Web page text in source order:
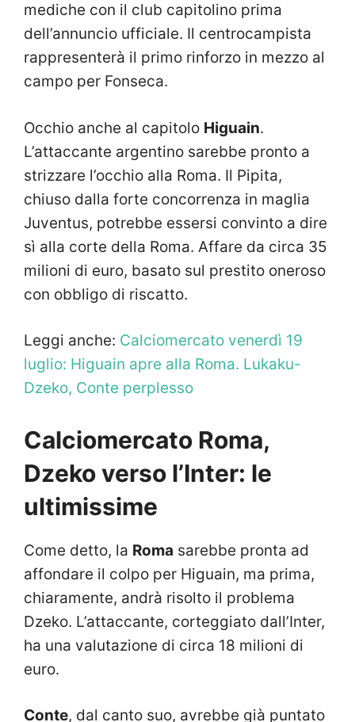
mediche con il club capitolino prima
dell’annuncio ufficiale. Il centrocampista
rappresenterà il primo rinforzo in mezzo al
campo per Fonseca.
Occhio anche al capitolo Higuain.
L’attaccante argentino sarebbe pronto a
strizzare l’occhio alla Roma. Il Pipita,
chiuso dalla forte concorrenza in maglia
Juventus, potrebbe essersi convinto a dire
sì alla corte della Roma. Affare da circa 35
milioni di euro, basato sul prestito oneroso
con obbligo di riscatto.
Leggi anche: Calciomercato venerdì 19
luglio: Higuain apre alla Roma. Lukaku-
Dzeko, Conte perplesso
Calciomercato Roma,
Dzeko verso l’Inter: le
ultimissime
Come detto, la Roma sarebbe pronta ad
affondare il colpo per Higuain, ma prima,
chiaramente, andrà risolto il problema
Dzeko. L’attaccante, corteggiato dall’Inter,
ha una valutazione di circa 18 milioni di
euro.
Conte, dal canto suo, avrebbe già puntato